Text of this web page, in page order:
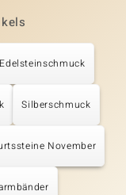
Edelsteinschmuck
Silberschmuck
November